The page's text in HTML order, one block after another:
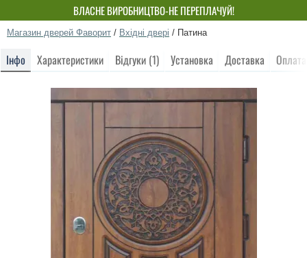
ВЛАСНЕ ВИРОБНИЦТВО-НЕ ПЕРЕПЛАЧУЙ!
Магазин дверей Фаворит / Вхідні двері / Патина
Інфо Характеристики Відгуки (1) Установка Доставка Оплата